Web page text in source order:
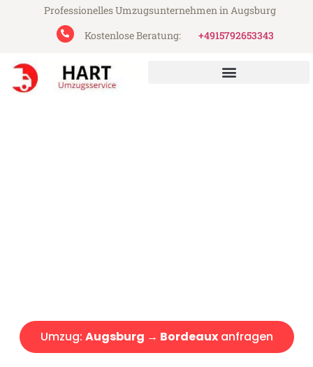
Professionelles Umzugsunternehmen in Augsburg
Kostenlose Beratung:
+4915792653343
Umzug: Augsburg → Bordeauxanfragen